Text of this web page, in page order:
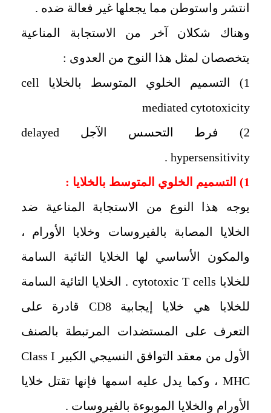
انتشر واستوطن مما يجعلها غير فعالة ضده .
‏وهناك شكلان آخر من الاستجابة المناعية
يتخصصان لمثل هذا النوح من العدوى :
1) التسميم الخلوي المتوسط بالخلايا
cell
mediated cytotoxicity
2‏) فرط التحسس الآجل
delayed
hypersensitivity
.
:
‏يوجه هذا النوع من الاستجابة المناعية ضد
الخلايا المصابة بالفيروسات وخلايا الأورام ،
‏والمكون الأساسي لها الخلايا التائية السامة
للخلايا cytotoxic T cells
.
‏الخلايا التائية السامة
للخلايا هي خلايا إيجابيةCD8 قادرة على
التعرف على المستضدات المرتبطة بالصنف
الأول من معقد التوافق النسيجي الكبير Class I
MHC ، ‏وكما يدل عليه اسمها فإنها تقتل خلايا
الأورام والخلايا الموبوءة بالفيروسات .